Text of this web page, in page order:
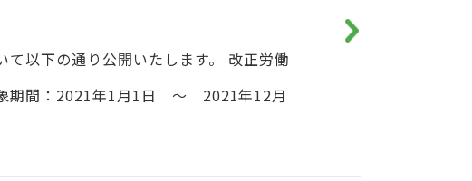
以下の通り公開いたします。 改正労働
期間：2021年1月1日 ～ 2021年12月